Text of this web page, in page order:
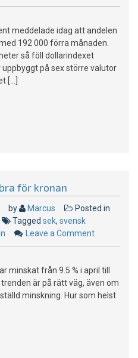
Den
jobbökningen
kan
inte
stoppa
meddelade idag att andelen
192 000 förra månaden.
så föll dollarindexet
uppbyggt på sex större valutor
[…]
för kronan
by Marcus
Posted in
Tagged sek, svensk
Leave a Comment
Minskad
bra
för
kronan
minskat från 9.5 % i april till
är på rätt väg, även om
minskning. Hur som helst